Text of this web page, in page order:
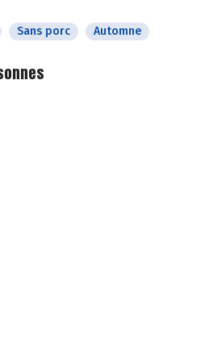
Sans porc Automne